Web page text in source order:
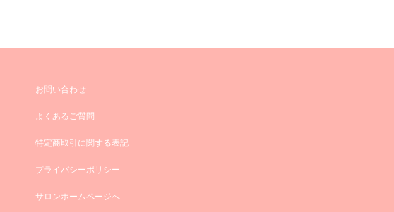
お問い合わせ
よくあるご質問
特定商取引に関する表記
プライバシーポリシー
サロンホームページへ